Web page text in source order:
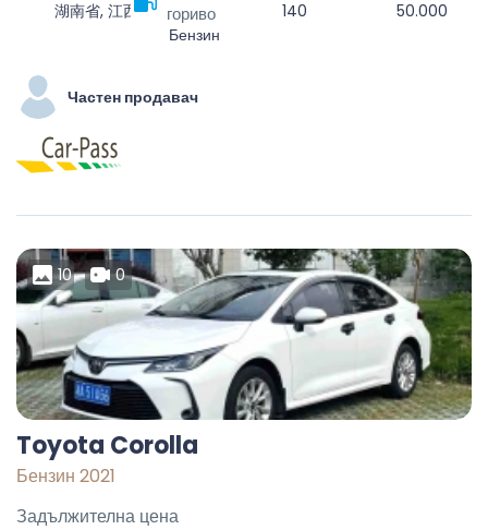
湖南省, 江西省, 福州市, 临川区 гориво
Бензин
140 50.000
Частен продавач
10 0
Toyota Corolla
Бензин 2021
Задължителна цена